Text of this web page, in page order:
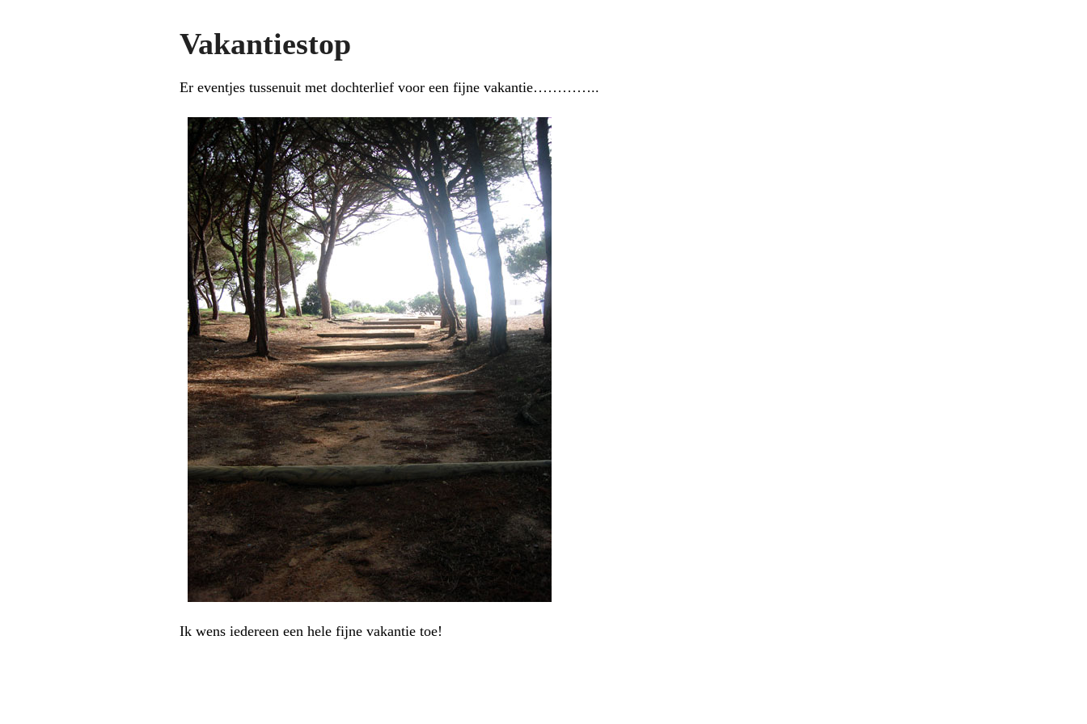
Vakantiestop
Er eventjes tussenuit met dochterlief voor een fijne vakantie…………..
Ik wens iedereen een hele fijne vakantie toe!